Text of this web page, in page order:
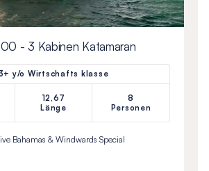
- 3 Kabinen Katamaran
y/o Wirtschafts klasse
12,67
Länge
8
Personen
Bahamas & Windwards Special